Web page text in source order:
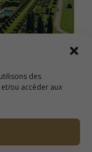
des
ou accéder aux